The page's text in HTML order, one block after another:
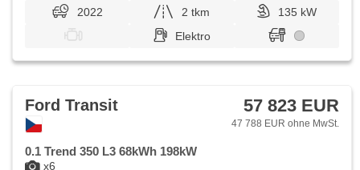
2022 2 tkm
135 kW
Elektro
x6
Ford Transit 57 823 EUR
47 788 EUR ohne MwSt.
0.1 Trend 350 L3 68kWh 198kW